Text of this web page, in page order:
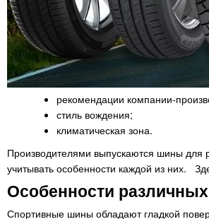
рекомендации компании-
стиль вождения;
климатическая зона.
Производителями выпускаются шины для
учитывать особенности каждой из них.
Особенности
Спортивные шины обладают гладкой